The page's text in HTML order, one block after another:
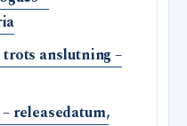
anslutning –
releasedatum,